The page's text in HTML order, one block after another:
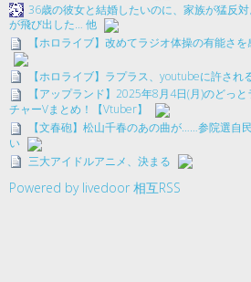
36歳の彼女と結婚したいのに、家族が猛反
が飛び出した… 他
【ホロライブ】改めてラジオ体操の有能さ
【ホロライブ】ラプラス、youtubeに許され
【アップランド】2025年8月4日(月)のどっ
チャーVまとめ！【Vtuber】
【文春砲】松山千春のあの曲が……参院選自
い
三大アイドルアニメ、決まる
Powered by livedoor 相互RSS